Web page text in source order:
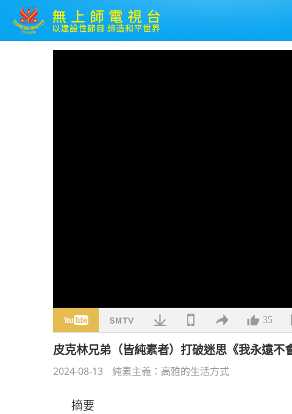
35
皮克林兄弟（皆純素者）打破迷思《我永遠不
2024-08-13 純素主義：高雅的生活方式
摘要